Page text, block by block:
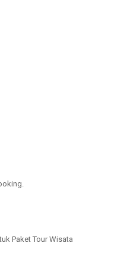
Paket Tour Wisata